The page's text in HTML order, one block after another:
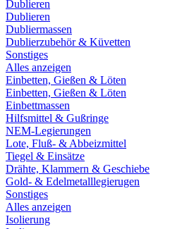
Dublieren
Dublieren
Dubliermassen
Dublierzubehör & Küvetten
Sonstiges
Alles anzeigen
Einbetten, Gießen & Löten
Einbetten, Gießen & Löten
Einbettmassen
Hilfsmittel & Gußringe
NEM-Legierungen
Lote, Fluß- & Abbeizmittel
Tiegel & Einsätze
Drähte, Klammern & Geschiebe
Gold- & Edelmetalllegierugen
Sonstiges
Alles anzeigen
Isolierung